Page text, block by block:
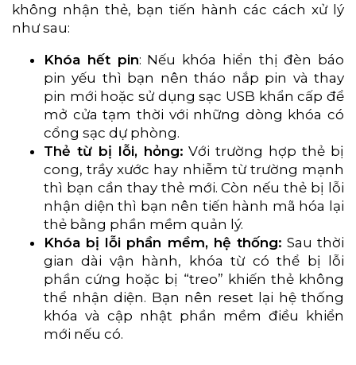
không nhận thẻ, bạn tiến hành các cách xử lý
như sau:
Khóa hết pin: Nếu khóa hiển thị đèn báo
pin yếu thì bạn nên tháo nắp pin và thay
pin mới hoặc sử dụng sạc USB khẩn cấp để
mở cửa tạm thời với những dòng khóa có
cổng sạc dự phòng.
Thẻ từ bị lỗi, hỏng: Với trường hợp thẻ bị
cong, trầy xước hay nhiễm từ trường mạnh
thì bạn cần thay thẻ mới. Còn nếu thẻ bị lỗi
nhận diện thì bạn nên tiến hành mã hóa lại
thẻ bằng phần mềm quản lý.
Khóa bị lỗi phần mềm, hệ thống: Sau thời
gian dài vận hành, khóa từ có thể bị lỗi
phần cứng hoặc bị “treo” khiến thẻ không
thể nhận diện. Bạn nên reset lại hệ thống
khóa và cập nhật phần mềm điều khiển
mới nếu có.